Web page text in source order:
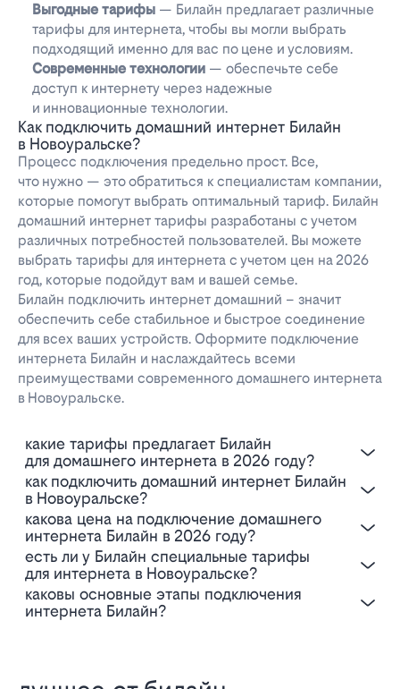
Выгодные тарифы — Билайн предлагает различные
тарифы для интернета, чтобы вы могли выбрать
подходящий именно для вас по цене и условиям.
Современные технологии — обеспечьте себе
доступ к интернету через надежные
и инновационные технологии.
Как подключить домашний интернет Билайн
в Новоуральске?
Процесс подключения предельно прост. Все,
что нужно — это обратиться к специалистам компании,
которые помогут выбрать оптимальный тариф. Билайн
домашний интернет тарифы разработаны с учетом
различных потребностей пользователей. Вы можете
выбрать тарифы для интернета с учетом цен на 2026
год, которые подойдут вам и вашей семье.
Билайн подключить интернет домашний – значит
обеспечить себе стабильное и быстрое соединение
для всех ваших устройств. Оформите подключение
интернета Билайн и наслаждайтесь всеми
преимуществами современного домашнего интернета
в Новоуральске.
Какие тарифы предлагает Билайн
для домашнего интернета в 2026 году?
Как подключить домашний интернет Билайн
в Новоуральске?
Какова цена на подключение домашнего
интернета Билайн в 2026 году?
Есть ли у Билайн специальные тарифы
для интернета в Новоуральске?
Каковы основные этапы подключения
интернета Билайн?